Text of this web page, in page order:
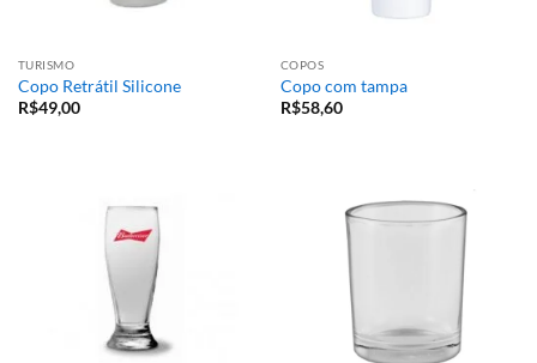
TURISMO
Copo Retrátil Silicone
R$49,00
COPOS
Copo com tampa
R$58,60